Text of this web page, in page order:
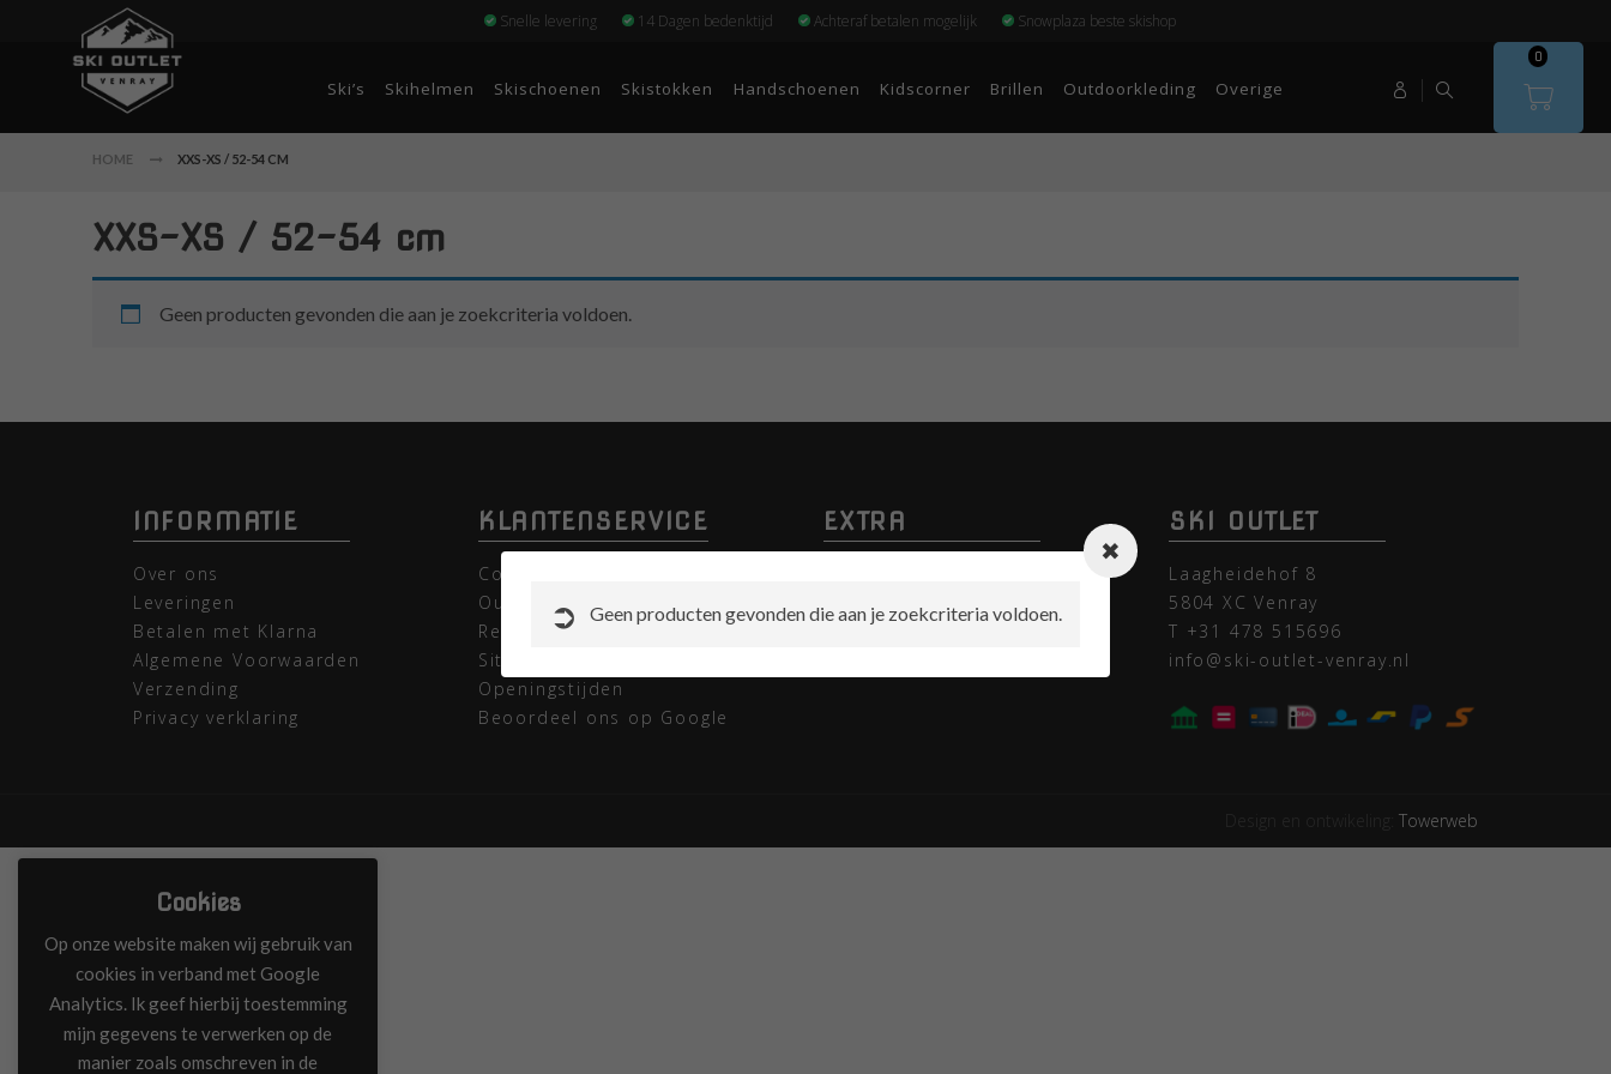
Snelle levering 14 Dagen bedenktijd Achteraf betalen mogelijk Snowplaza beste skishop
Ski’s Skihelmen Skischoenen Skistokken Handschoenen Kidscorner Brillen Outdoorkleding Overige
0
HOME XXS-XS / 52-54 CM
XXS-XS / 52-54 cm
Geen producten gevonden die aan je zoekcriteria voldoen.
INFORMATIE
Over ons
Leveringen
Betalen met Klarna
Algemene Voorwaarden
Verzending
Privacy verklaring
KLANTENSERVICE
Contact opnemen met Ski
Outlet
Retourneren
Sitemap
Openingstijden
Beoordeel ons op Google
EXTRA
Redactioneel skibrillen
Redactioneel skihelmen
SKI OUTLET
Laagheidehof 8
5804 XC Venray
T +31 478 515696
info@ski-outlet-venray.nl
Design en ontwikeling:Towerweb
Cookies
Op onze website maken wij gebruik van
cookies in verband met Google
Analytics. Ik geef hierbij toestemming
mijn gegevens te verwerken op de
manier zoals omschreven in de
Geen producten gevonden die aan je zoekcriteria voldoen.